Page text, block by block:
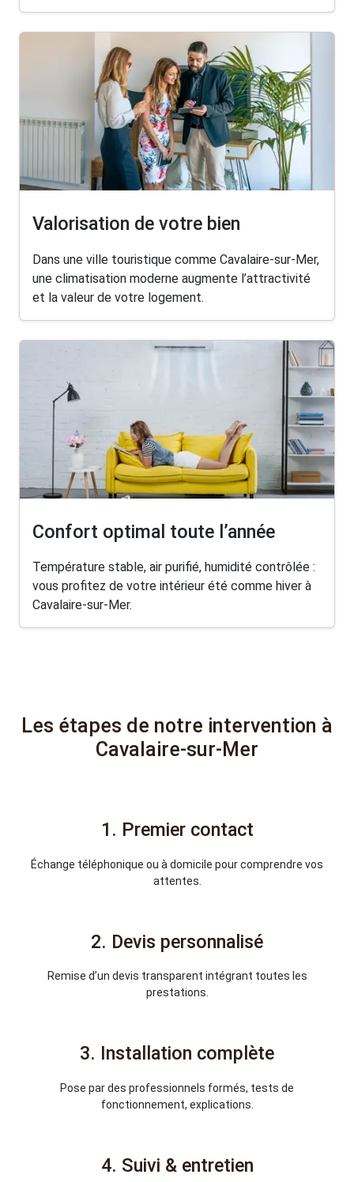
Valorisation de votre bien
Dans une ville touristique comme Cavalaire-sur-Mer,
une climatisation moderne augmente l’attractivité
et la valeur de votre logement.
Confort optimal toute l’année
Température stable, air purifié, humidité contrôlée :
vous profitez de votre intérieur été comme hiver à
Cavalaire-sur-Mer.
Les étapes de notre intervention à
Cavalaire-sur-Mer
1. Premier contact
Échange téléphonique ou à domicile pour comprendre vos
attentes.
2. Devis personnalisé
Remise d’un devis transparent intégrant toutes les
prestations.
3. Installation complète
Pose par des professionnels formés, tests de
fonctionnement, explications.
4. Suivi & entretien